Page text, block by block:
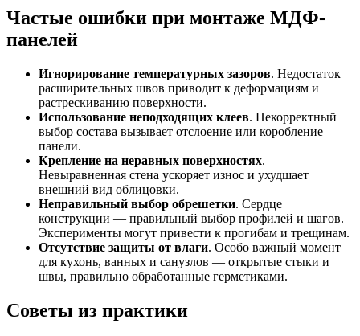
Частые ошибки при монтаже МДФ-
панелей
Игнорирование температурных зазоров. Недостаток
расширительных швов приводит к деформациям и
растрескиванию поверхности.
Использование неподходящих клеев. Некорректный
выбор состава вызывает отслоение или коробление
панели.
Крепление на неравных поверхностях.
Невыравненная стена ускоряет износ и ухудшает
внешний вид облицовки.
Неправильный выбор обрешетки. Сердце
конструкции — правильный выбор профилей и шагов.
Эксперименты могут привести к прогибам и трещинам.
Отсутствие защиты от влаги. Особо важный момент
для кухонь, ванных и санузлов — открытые стыки и
швы, правильно обработанные герметиками.
Советы из практики